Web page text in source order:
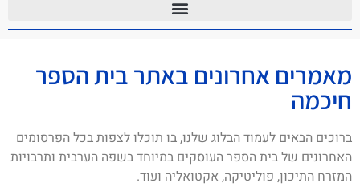
מאמרים אחרונים באתר בית הספר
חיכמה
ברוכים הבאים לעמוד הבלוג שלנו, בו תוכלו לצפות בכל הפרסומים
האחרונים של בית הספר העוסקים במיוחד בשפה הערבית ותרבויות
המזרח התיכון, פוליטיקה, אקטואליה ועוד.